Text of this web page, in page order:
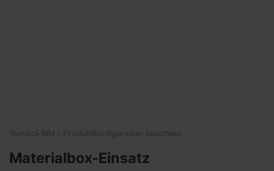
Symbol-Bild - Produktkonfiguration beachten
Materialbox-Einsatz